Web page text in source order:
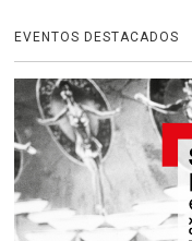
EVENTOS DESTACADOS